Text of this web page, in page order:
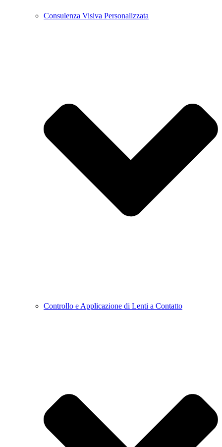
Consulenza Visiva Personalizzata
Controllo e Applicazione di Lenti a Contatto